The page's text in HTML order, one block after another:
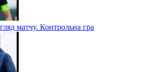
матчу. Контрольна гра